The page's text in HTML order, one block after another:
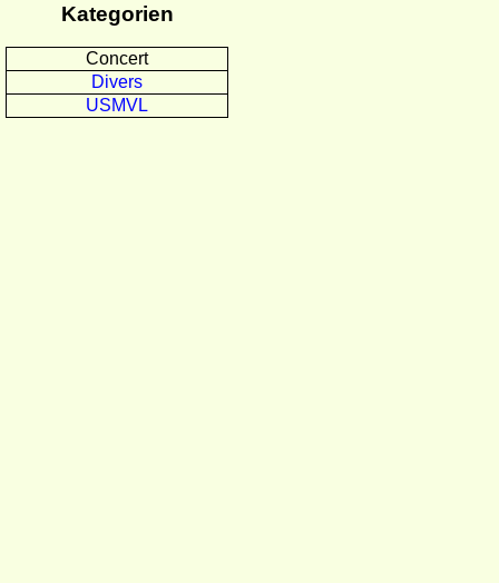
Kategorien
Concert
Divers
USMVL